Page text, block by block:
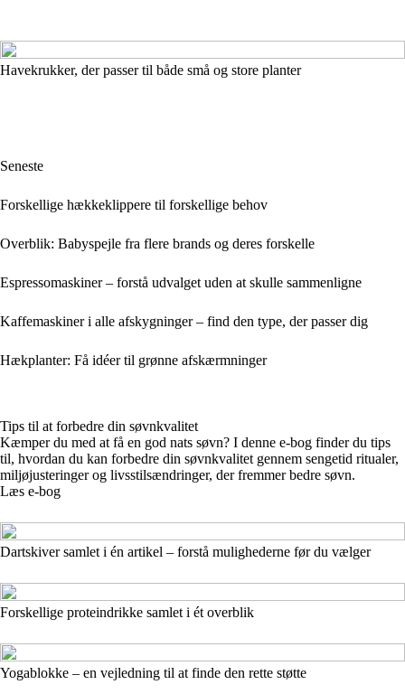
Havekrukker, der passer til både små og store planter
Seneste
Forskellige hækkeklippere til forskellige behov
Overblik: Babyspejle fra flere brands og deres forskelle
Espressomaskiner – forstå udvalget uden at skulle sammenligne
Kaffemaskiner i alle afskygninger – find den type, der passer dig
Hækplanter: Få idéer til grønne afskærmninger
Tips til at forbedre din søvnkvalitet
Kæmper du med at få en god nats søvn? I denne e-bog finder du tips
til, hvordan du kan forbedre din søvnkvalitet gennem sengetid ritualer,
miljøjusteringer og livsstilsændringer, der fremmer bedre søvn.
Læs e-bog
Dartskiver samlet i én artikel – forstå mulighederne før du vælger
Forskellige proteindrikke samlet i ét overblik
Yogablokke – en vejledning til at finde den rette støtte